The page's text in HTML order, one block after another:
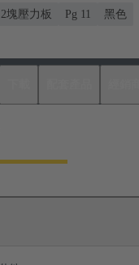
塊壓力板 Pg 11 黑色